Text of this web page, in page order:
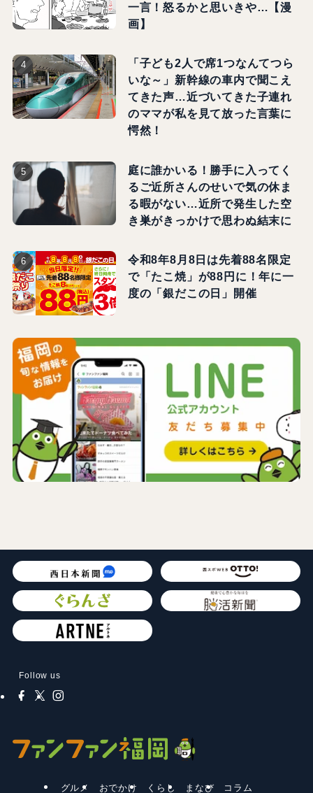
一言！怒るかと思いきや…【漫
画】
「子ども2人で席1つなんてつら
いな～」新幹線の車内で聞こえ
てきた声…近づいてきた子連れ
のママが私を見て放った言葉に
愕然！
庭に誰かいる！勝手に入ってく
るご近所さんのせいで気の休ま
る暇がない…近所で発生した空
き巣がきっかけで思わぬ結末に
令和8年8月8日は先着88名限定
で「たこ焼」が88円に！年に一
度の「銀だこの日」開催
Follow us
グルメ おでかけ くらし まなび コラム